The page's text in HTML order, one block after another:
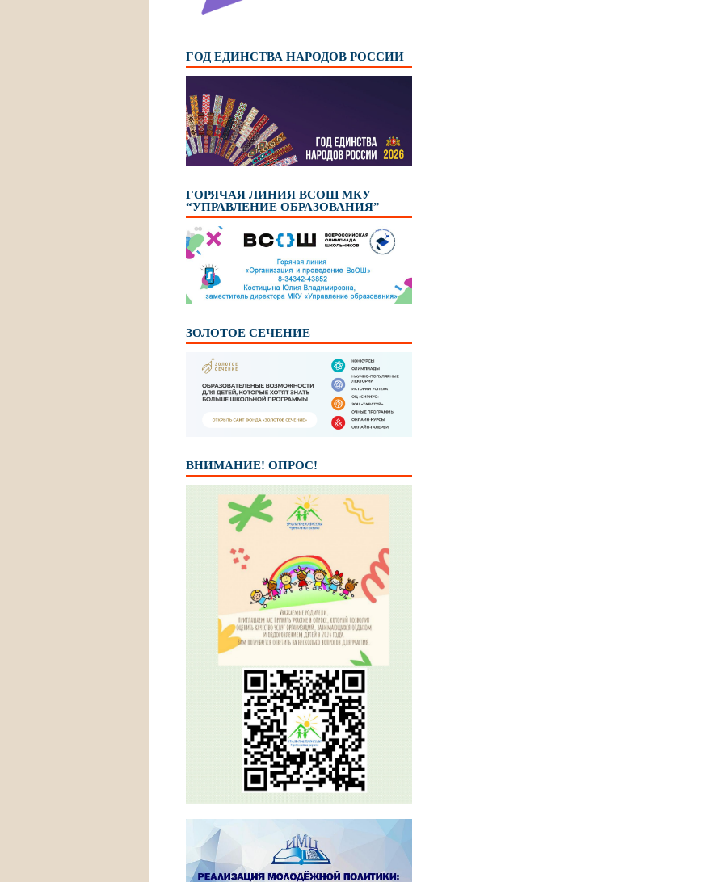
ГОД ЕДИНСТВА НАРОДОВ РОССИИ
ГОРЯЧАЯ ЛИНИЯ ВСОШ МКУ
“УПРАВЛЕНИЕ ОБРАЗОВАНИЯ”
ЗОЛОТОЕ СЕЧЕНИЕ
ВНИМАНИЕ! ОПРОС!